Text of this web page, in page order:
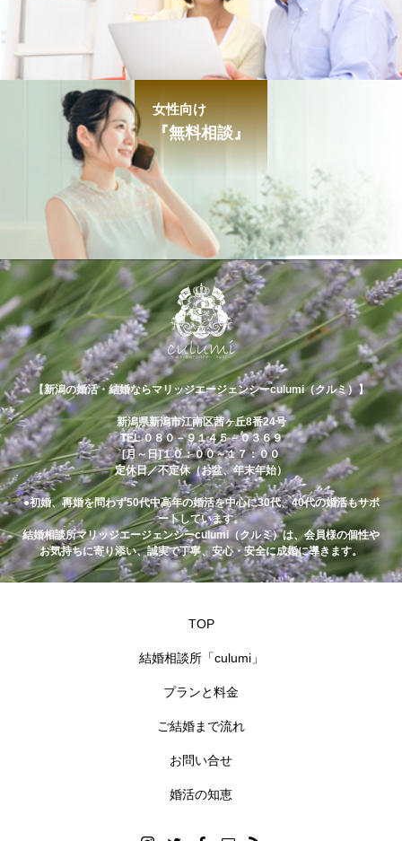
女性向け
『無料相談』
【新潟の婚活・結婚ならマリッジエージェンシーculumi（クルミ）】
新潟県新潟市江南区茜ヶ丘8番24号
TEL ０８０－９１４５－０３６９
[月～日]１０：００～１７：００
定休日／不定休（お盆、年末年始）
●初婚、再婚を問わず50代中高年の婚活を中心に30代、40代の婚活もサポ
ートしています。
結婚相談所マリッジエージェンシーculumi（クルミ）は、会員様の個性や
お気持ちに寄り添い、誠実で丁寧、安心・安全に成婚に導きます。
TOP
結婚相談所「culumi」
プランと料金
ご結婚まで流れ
お問い合せ
婚活の知恵